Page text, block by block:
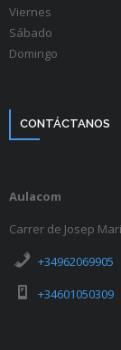
Viernes
Sábado
Domingo
CONTÁCTANOS
Aulacom
Carrer de Josep
+34962069905
+34601050309